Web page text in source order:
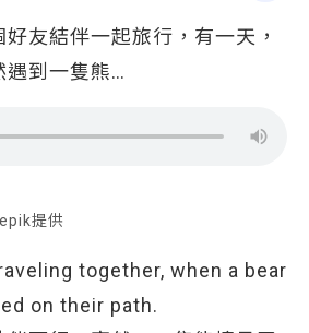
友結伴一起旅行，有一天，
遇到一隻熊…
提供
together, when a bear
on their path.